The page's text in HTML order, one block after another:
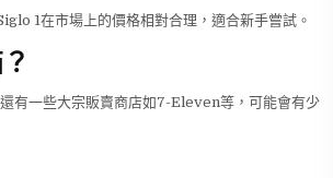
1在市場上的價格相對合理，適合新手嘗試。
有一些大宗販賣商店如7-Eleven等，可能會有少